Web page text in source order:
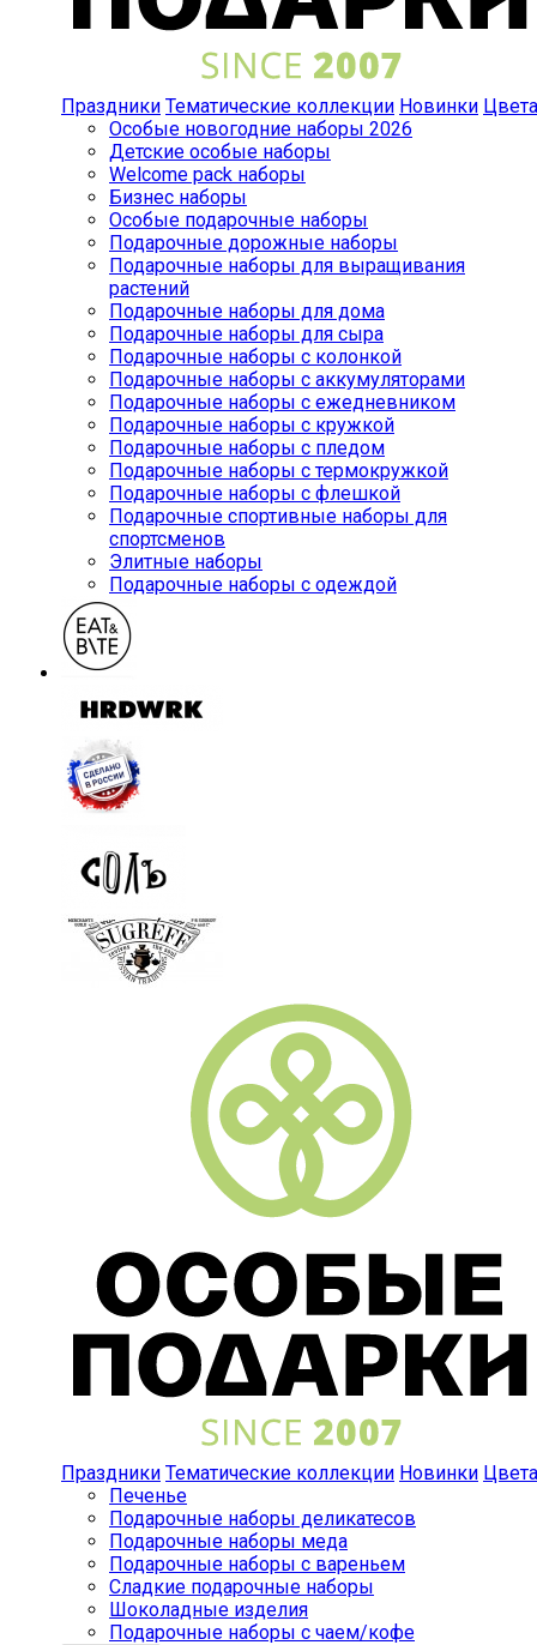
Праздники Тематические коллекции Новинки Цвета
Особые новогодние наборы 2026
Детские особые наборы
Welcome pack наборы
Бизнес наборы
Особые подарочные наборы
Подарочные дорожные наборы
Подарочные наборы для выращивания
растений
Подарочные наборы для дома
Подарочные наборы для сыра
Подарочные наборы с колонкой
Подарочные наборы с аккумуляторами
Подарочные наборы с ежедневником
Подарочные наборы с кружкой
Подарочные наборы с пледом
Подарочные наборы с термокружкой
Подарочные наборы с флешкой
Подарочные спортивные наборы для
спортсменов
Элитные наборы
Подарочные наборы с одеждой
Праздники Тематические коллекции Новинки Цвета
Печенье
Подарочные наборы деликатесов
Подарочные наборы меда
Подарочные наборы с вареньем
Сладкие подарочные наборы
Шоколадные изделия
Подарочные наборы с чаем/кофе